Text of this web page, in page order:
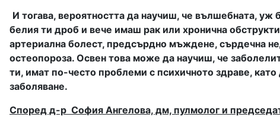
И тогава, вероятността да научиш, че вълшебната,
белия ти дроб и вече имаш рак или хронична
артериална болест, предсърдно мъждене, сърдечна
остеопороза. Освен това може да научиш, че
ти, имат по-често проблеми с психичното здраве,
заболяване.
Според д-р София Ангелова, дм, пулмолог и